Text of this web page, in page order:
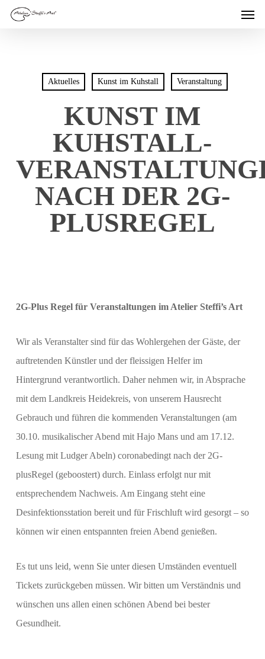
Skip
Menu
Aktuelles Kunst im Kuhstall Veranstaltung
KUNST IM
KUHSTALL-
NACH DER 2G-
PLUSREGEL
2G-Plus Regel für Veranstaltungen im Atelier Steffi’s Art
Wir als Veranstalter sind für das Wohlergehen der Gäste, der
auftretenden Künstler und der fleissigen Helfer im
Hintergrund verantwortlich. Daher nehmen wir, in Absprache
mit dem Landkreis Heidekreis, von unserem Hausrecht
Gebrauch und führen die kommenden Veranstaltungen (am
30.10. musikalischer Abend mit Hajo Mans und am 17.12.
Lesung mit Ludger Abeln) coronabedingt nach der 2G-
plusRegel (geboostert) durch. Einlass erfolgt nur mit
entsprechendem Nachweis. Am Eingang steht eine
Desinfektionsstation bereit und für Frischluft wird gesorgt – so
können wir einen entspannten freien Abend genießen.
Es tut uns leid, wenn Sie unter diesen Umständen eventuell
Tickets zurückgeben müssen. Wir bitten um Verständnis und
wünschen uns allen einen schönen Abend bei bester
Gesundheit.